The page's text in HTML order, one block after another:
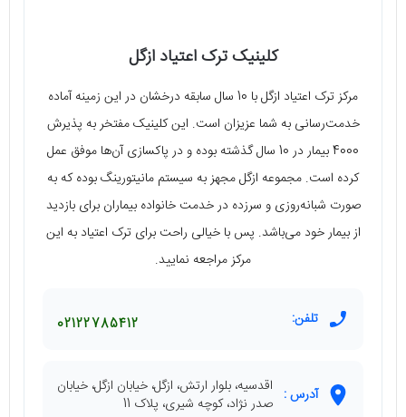
کلینیک ترک اعتیاد ازگل
مرکز ترک اعتیاد ازگل با 10 سال سابقه درخشان در این زمینه آماده
خدمت‌رسانی به شما عزیزان است. این کلینیک مفتخر به پذیرش
4000 بیمار در 10 سال گذشته بوده و در پاکسازی آن‌ها موفق عمل
کرده است. مجموعه ازگل مجهز به سیستم مانیتورینگ بوده که به
صورت شبانه‌روزی و سرزده در خدمت خانواده بیماران برای بازدید
از بیمار خود می‌باشد. پس با خیالی راحت برای ترک اعتیاد به این
مرکز مراجعه نمایید.
تلفن: 02122785412
آدرس : اقدسیه، بلوار ارتش، ازگل، خیابان ازگل، خیابان
صدر نژاد، کوچه شیری، پلاک 11